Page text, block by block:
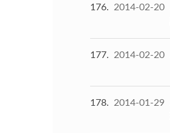
176 2014-02-20
177 2014-02-20
178 2014-01-29